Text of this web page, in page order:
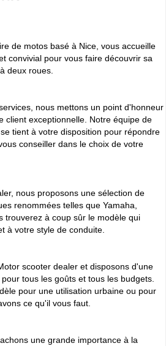
de motos basé à Nice, vous accueille
convivial pour vous faire découvrir sa
deux roues.
nous mettons un point d'honneur
client exceptionnelle. Notre équipe de
tient à votre disposition pour répondre
conseiller dans le choix de votre
nous proposons une sélection de
renommées telles que Yamaha,
trouverez à coup sûr le modèle qui
à votre style de conduite.
scooter dealer et disposons d'une
tous les goûts et tous les budgets.
pour une utilisation urbaine ou pour
ce qu'il vous faut.
une grande importance à la